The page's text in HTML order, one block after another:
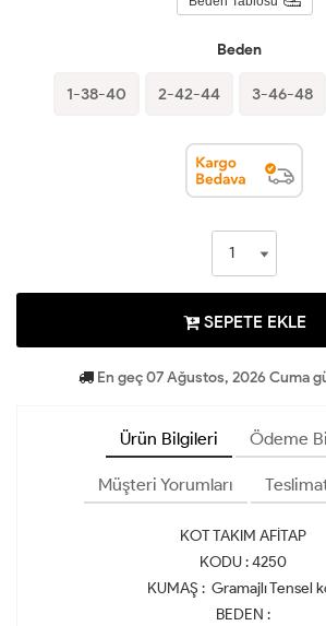
Beden
1-38-40 2-42-44 3-46-48
SEPETE EKLE
En geç 07 Ağustos, 2026 Cuma
Ürün Bilgileri Ödeme
Müşteri Yorumları
KOT TAKIM AFİTAP
KODU : 4250
KUMAŞ : Gramajlı Tensel
BEDEN :